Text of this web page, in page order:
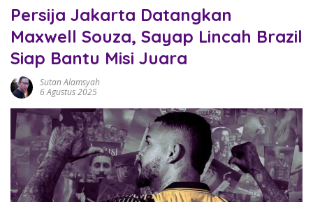
Persija Jakarta Datangkan
Maxwell Souza, Sayap Lincah Brazil
Siap Bantu Misi Juara
Sutan Alamsyah
6 Agustus 2025